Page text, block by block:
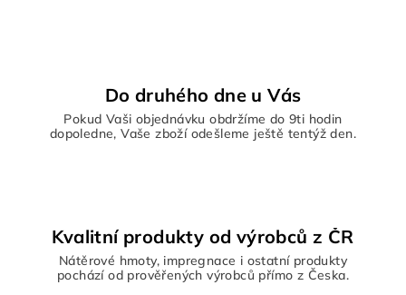
Do druhého dne u Vás
Pokud Vaši objednávku obdržíme do 9ti hodin
dopoledne, Vaše zboží odešleme ještě tentýž den.
Kvalitní produkty od výrobců z ČR
Nátěrové hmoty, impregnace i ostatní produkty
pochází od prověřených výrobců přímo z Česka.